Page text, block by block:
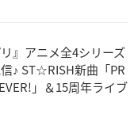
リ』アニメ全4シリーズ
♪ ST☆RISH新曲「PR
」＆15周年ライブ